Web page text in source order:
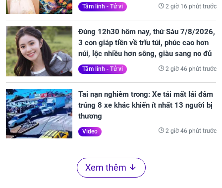
Tâm linh - Tử vi 2 giờ 16 phút trước
Đúng 12h30 hôm nay, thứ Sáu 7/8/2026,
3 con giáp tiền về trĩu túi, phúc cao hơn
núi, lộc nhiều hơn sông, giàu sang no đủ
Tâm linh - Tử vi 2 giờ 46 phút trước
Tai nạn nghiêm trong: Xe tải mất lái đâm
trúng 8 xe khác khiến ít nhất 13 người bị
thương
Video 2 giờ 46 phút trước
Xem thêm